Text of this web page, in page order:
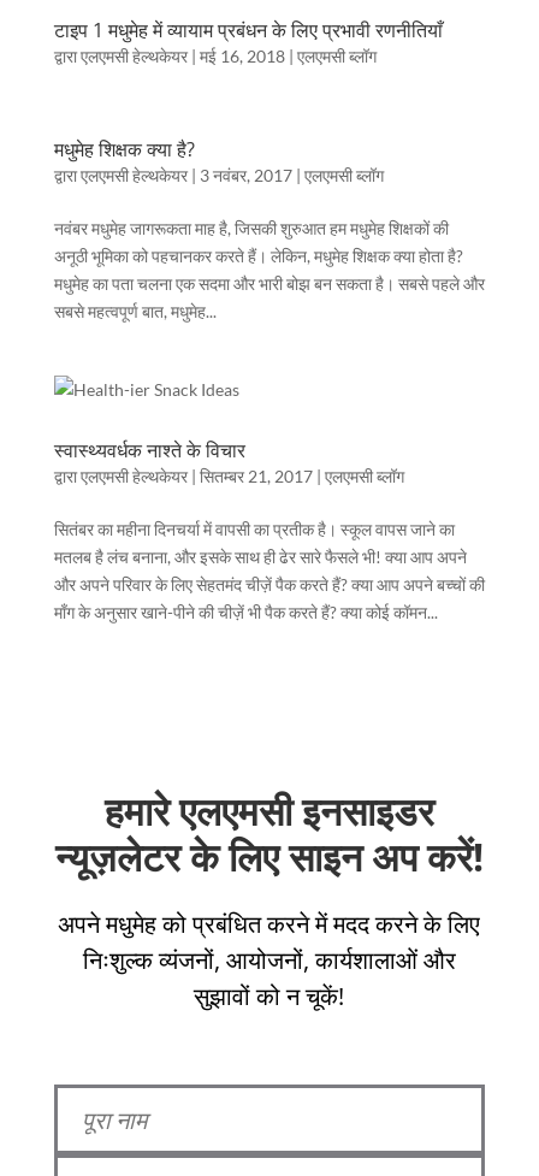
टाइप 1 मधुमेह में व्यायाम प्रबंधन के लिए प्रभावी रणनीतियाँ
द्वाराएलएमसी हेल्थकेयर| मई 16, 2018| एलएमसी ब्लॉग
मधुमेह शिक्षक क्या है?
द्वाराएलएमसी हेल्थकेयर| 3 नवंबर, 2017| एलएमसी ब्लॉग
नवंबर मधुमेह जागरूकता माह है, जिसकी शुरुआत हम मधुमेह शिक्षकों की
अनूठी भूमिका को पहचानकर करते हैं। लेकिन, मधुमेह शिक्षक क्या होता है?
मधुमेह का पता चलना एक सदमा और भारी बोझ बन सकता है। सबसे पहले और
सबसे महत्वपूर्ण बात, मधुमेह...
स्वास्थ्यवर्धक नाश्ते के विचार
द्वाराएलएमसी हेल्थकेयर| सितम्बर 21, 2017| एलएमसी ब्लॉग
सितंबर का महीना दिनचर्या में वापसी का प्रतीक है। स्कूल वापस जाने का
मतलब है लंच बनाना, और इसके साथ ही ढेर सारे फैसले भी! क्या आप अपने
और अपने परिवार के लिए सेहतमंद चीज़ें पैक करते हैं? क्या आप अपने बच्चों की
माँग के अनुसार खाने-पीने की चीज़ें भी पैक करते हैं? क्या कोई कॉमन...
हमारे एलएमसी इनसाइडर
न्यूज़लेटर के लिए साइन अप करें!
अपने मधुमेह को प्रबंधित करने में मदद करने के लिए
निःशुल्क व्यंजनों, आयोजनों, कार्यशालाओं और
सुझावों को न चूकें!